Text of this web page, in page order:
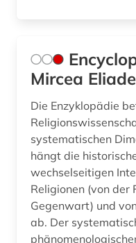
Mircea Eliade
Die Enzyklopädie
systematischen
hängt die
wechselseitigen
Religionen (von der
Gegenwart) und
ab. Der